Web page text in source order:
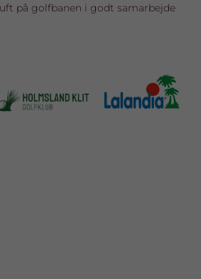
på golfbanen i godt samarbejde